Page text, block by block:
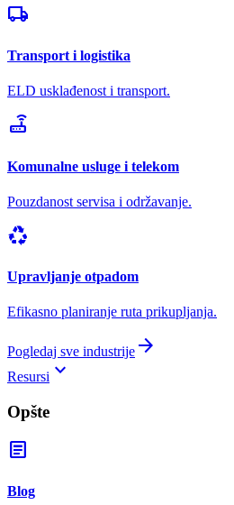
local_shipping
Transport i logistika
ELD usklađenost i transport.
router
Komunalne usluge i telekom
Pouzdanost servisa i održavanje.
recycling
Upravljanje otpadom
Efikasno planiranje ruta prikupljanja.
Pogledaj sve industrije arrow_forward
Resursi keyboard_arrow_down
Opšte
article
Blog